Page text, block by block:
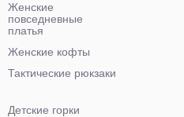
Женские
повседневные
платья
Женские кофты
Тактические рюкзаки
Детские горки